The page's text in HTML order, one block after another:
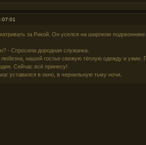
за Рикой. Он уселся на широком
- Спросила дородная служанка.
любезна, нашей гостье свежую тёплую одежду и ужин.
Сейчас всё принесу!
уставился в окно, в чернильную тьму ночи.